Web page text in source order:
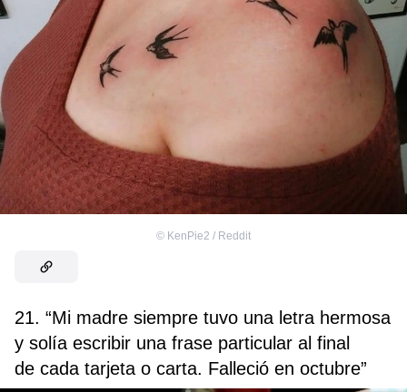
© KenPie2 / Reddit
21. “Mi madre siempre tuvo una letra hermosa
y solía escribir una frase particular al final
de cada tarjeta o carta. Falleció en octubre”